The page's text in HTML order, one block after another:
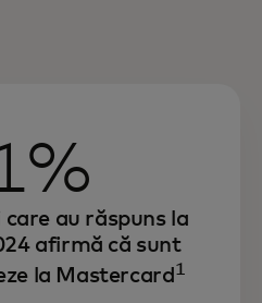
au răspuns la
afirmă că sunt
la Mastercard 1